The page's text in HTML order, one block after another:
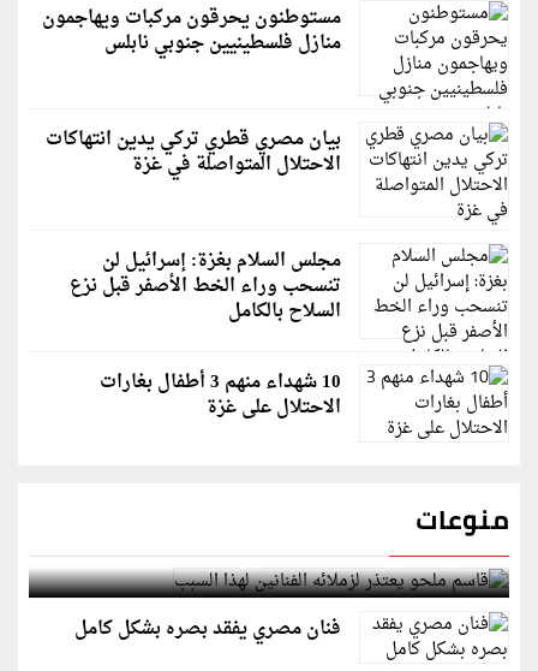
مستوطنون يحرقون مركبات ويهاجمون
منازل فلسطينيين جنوبي نابلس
بيان مصري قطري تركي يدين انتهاكات
الاحتلال المتواصلة في غزة
مجلس السلام بغزة: إسرائيل لن
تنسحب وراء الخط الأصفر قبل نزع
السلاح بالكامل
10 شهداء منهم 3 أطفال بغارات
الاحتلال على غزة
منوعات
قاسم ملحو يعتذر لزملائه الفنانين لهذا السبب
فنان مصري يفقد بصره بشكل كامل